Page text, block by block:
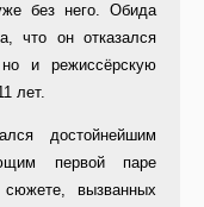
без него. Обида
что он отказался
и режиссёрскую
лет.
достойнейшим
первой паре
вызванных